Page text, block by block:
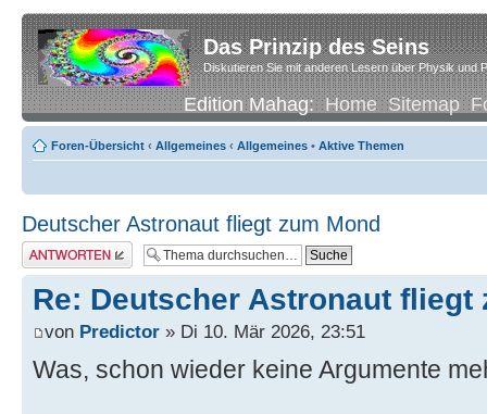
Das Prinzip des Seins
Diskutieren Sie mit anderen Lesern über Physik und
Edition Mahag:Home Sitemap
Foren-Übersicht ‹ Allgemeines ‹ Allgemeines • Aktive Themen
Deutscher Astronaut fliegt zum Mond
Antwort erstellen
Re: Deutscher Astronaut fliegt
von Predictor » Di 10. Mär 2026, 23:51
Was, schon wieder keine Argumente